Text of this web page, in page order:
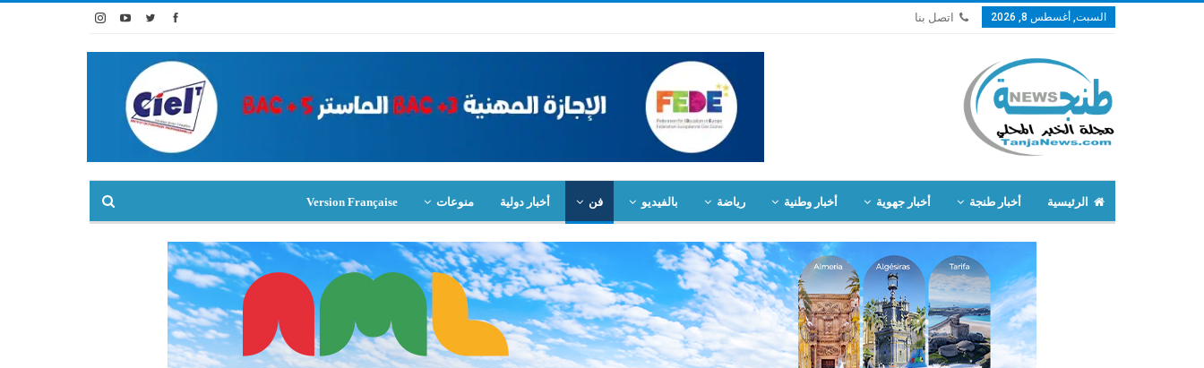
السبت, أغسطس 8, 2026 اتصل بنا
الرئيسية أخبار طنجة أخبار جهوية أخبار وطنية رياضة بالفيديو فن أخبار دولية منوعات Version Française